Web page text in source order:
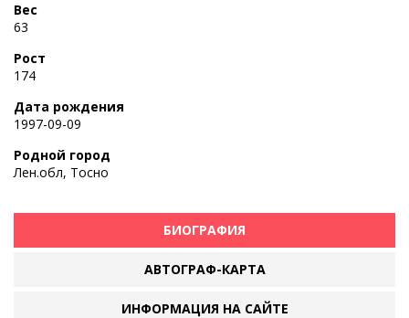
Вес
63
Рост
174
Дата рождения
1997-09-09
Родной город
Лен.обл, Тосно
БИОГРАФИЯ
АВТОГРАФ-КАРТА
ИНФОРМАЦИЯ НА САЙТЕ